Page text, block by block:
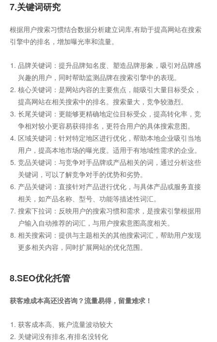
7.关键词研究
根据用户搜索习惯结合数据分析建立词库,有助于提高网站在搜索
引擎中的排名，增加曝光率和流量。
品牌关键词：提升品牌知名度、塑造品牌形象，吸引对品牌感
兴趣的用户，同时帮助监测品牌在搜索引擎中的表现。
核心关键词：是网站内容的主要焦点，能吸引大量目标受众，
提高网站在相关搜索中的排名。搜索量大，竞争较激烈。
长尾关键词：更能够更精确地定位目标受众，提高转化率，竞
争相对较小更容易获得排名，更符合用户的具体搜索意图。
区域关键词：针对特定地区进行优化，帮助本地企业吸引当地
用户，提高本地市场的曝光度。适用于有地域性需求的企业。
竞品关键词：与竞争对手品牌或产品相关的词，通过分析这些
关键词，可以了解竞争对手的优势和劣势。
产品关键词：直接针对产品进行优化，与具体产品或服务直接
相关，如产品名称、型号、功能等描述性词汇。
搜索下拉词：反映用户的搜索习惯和需求，是搜索引擎根据用
户输入自动推荐的词汇，与用户搜索意图高度相关。
相关搜索词：提供与主题相关的其他搜索词汇，帮助用户发现
更多相关内容，同时扩展网站的优化范围。
8.SEO优化托管
获客难成本高还没咨询？流量易得，留量难求！
获客成本高、账户流量波动较大
关键词没有排名,有排名没转化